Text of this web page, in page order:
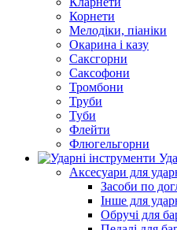
Корнети
Мелодіки, піаніки
Окарина і казу
Саксгорни
Саксофони
Тромбони
Труби
Туби
Флейти
Флюгельгорни
Аксесуари для
Засоби по
Інше для
Обручі для